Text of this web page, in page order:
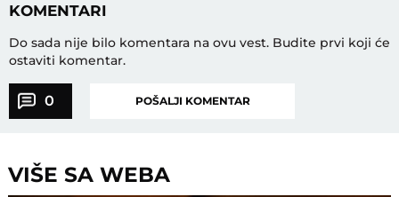
KOMENTARI
Do sada nije bilo komentara na ovu vest. Budite prvi koji će
ostaviti komentar.
0 POŠALJI KOMENTAR
VIŠE SA WEBA